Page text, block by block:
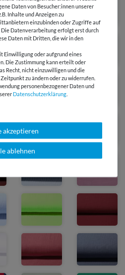
Daten von Besucher:innen unserer
Inhalte und Anzeigen zu
einzubinden oder Zugriffe auf
Datenverarbeitung erfolgt erst durch
Daten mit Dritten, die wir in den
Einwilligung oder aufgrund eines
Die Zustimmung kann erteilt oder
Recht, nicht einzuwilligen und die
zu ändern oder zu widerrufen.
personenbezogener Daten und
Daten­schutz­erklärung
akzeptieren
ablehnen